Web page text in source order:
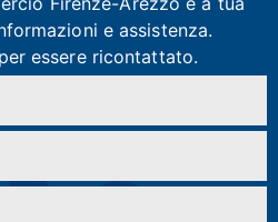
e assistenza.
essere ricontattato.